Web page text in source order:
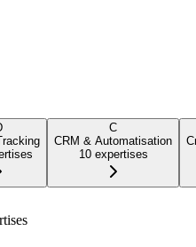
C
CRM & Automatisation
10 expertises